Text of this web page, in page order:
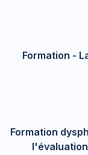
Formation -
Formation